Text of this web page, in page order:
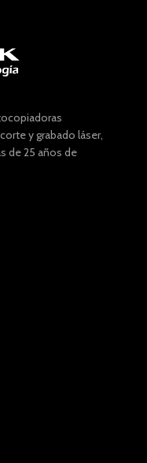
y grabado láser,
de 25 años de